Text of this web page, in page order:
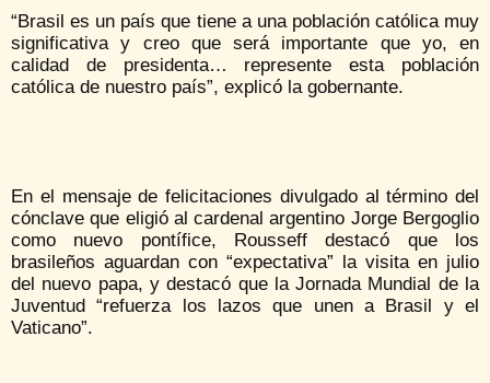
“Brasil es un país que tiene a una población católica muy
significativa y creo que será importante que yo, en
calidad de presidenta… represente esta población
católica de nuestro país”, explicó la gobernante.
En el mensaje de felicitaciones divulgado al término del
cónclave que eligió al cardenal argentino Jorge Bergoglio
como nuevo pontífice, Rousseff destacó que los
brasileños aguardan con “expectativa” la visita en julio
del nuevo papa, y destacó que la Jornada Mundial de la
Juventud “refuerza los lazos que unen a Brasil y el
Vaticano”.